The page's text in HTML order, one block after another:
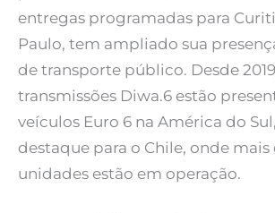
entregas programadas para
Paulo, tem ampliado sua
de transporte público. Desde
transmissões Diwa.6 estão
veículos Euro 6 na América do
destaque para o Chile, onde mais
unidades estão em operação.